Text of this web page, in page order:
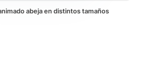
abeja en distintos tamaños